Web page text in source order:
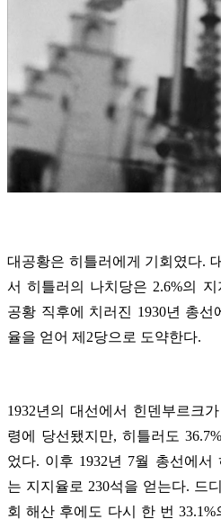
대공황은 히틀러에게 기회였다.
서 히틀러의 나치당은 2.6%의
공황 직후에 치러진 1930년 총선
율을 얻어 제2당으로 도약한다.
1932년의 대선에서 힌덴부르크
령에 당선됐지만, 히틀러도
었다. 이후 1932년 7월 총선에서
는 지지율로 230석을 얻는다. 드
회 해산 후에도 다시 한 번